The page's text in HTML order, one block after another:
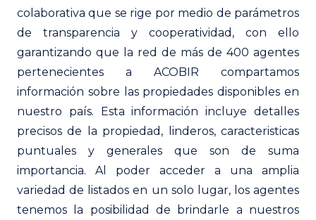
colaborativa que se rige por medio de parámetros
de transparencia y cooperatividad, con ello
garantizando que la red de más de 400 agentes
pertenecientes a ACOBIR compartamos
información sobre las propiedades disponibles en
nuestro país. Esta información incluye detalles
precisos de la propiedad, linderos, caracteristicas
puntuales y generales que son de suma
importancia. Al poder acceder a una amplia
variedad de listados en un solo lugar, los agentes
tenemos la posibilidad de brindarle a nuestros